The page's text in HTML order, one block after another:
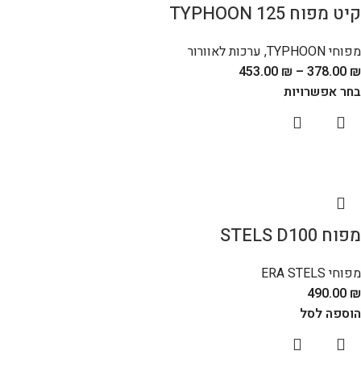
קיט מפוח TYPHOON 125
מפוחי TYPHOON , ערכות לאוורור
378.00 ₪
–
453.00 ₪
בחר אפשרויות
מפוח STELS D100
מפוחי ERA STELS
490.00 ₪
הוספה לסל